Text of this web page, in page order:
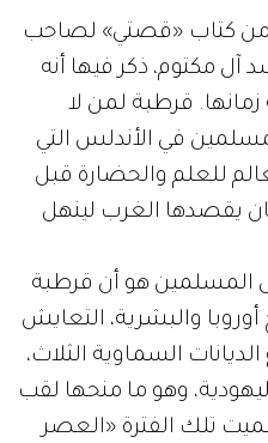
من كتاب «قصتي» لصاحب
مكتوم، ذكر فيها أنه
قرطبة لمن لا
في الأندلس التي
للعلم والحضارة قبل
يقصدها الغرب لينهل
المسلمين هو أن قرطبة
والبشرية، التعايش
السماوية الثلاث،
وهو ما منحها لقب
تلك الفترة «العصر